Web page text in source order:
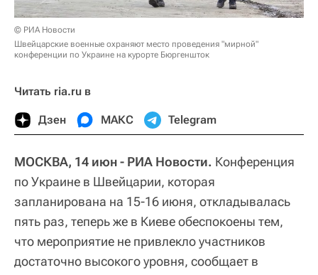
© РИА Новости
Швейцарские военные охраняют место проведения "мирной"
конференции по Украине на курорте Бюргеншток
Читать ria.ru в
Дзен МАКС Telegram
МОСКВА, 14 июн - РИА Новости. Конференция
по Украине в Швейцарии, которая
запланирована на 15-16 июня, откладывалась
пять раз, теперь же в Киеве обеспокоены тем,
что мероприятие не привлекло участников
достаточно высокого уровня, сообщает в